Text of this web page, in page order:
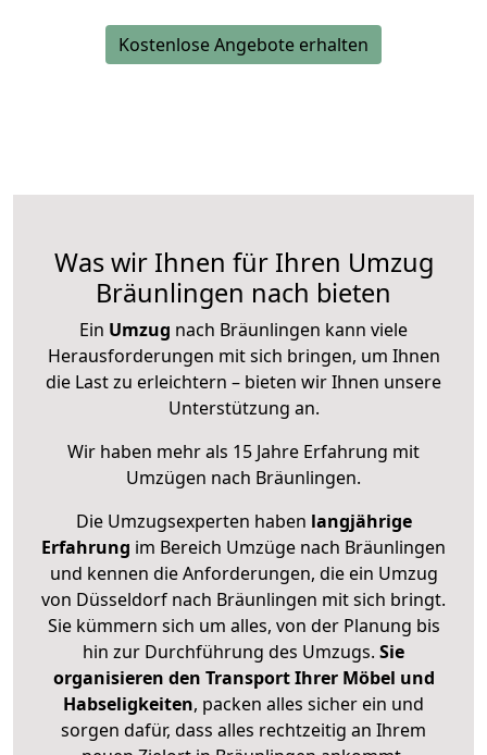
Kostenlose Angebote erhalten
Was wir Ihnen für Ihren Umzug
Bräunlingen nach bieten
Ein Umzug nach Bräunlingen kann viele
Herausforderungen mit sich bringen, um Ihnen
die Last zu erleichtern – bieten wir Ihnen unsere
Unterstützung an.
Wir haben mehr als 15 Jahre Erfahrung mit
Umzügen nach Bräunlingen.
Die Umzugsexperten haben langjährige
Erfahrung im Bereich Umzüge nach Bräunlingen
und kennen die Anforderungen, die ein Umzug
von Düsseldorf nach Bräunlingen mit sich bringt.
Sie kümmern sich um alles, von der Planung bis
hin zur Durchführung des Umzugs. Sie
organisieren den Transport Ihrer Möbel und
Habseligkeiten, packen alles sicher ein und
sorgen dafür, dass alles rechtzeitig an Ihrem